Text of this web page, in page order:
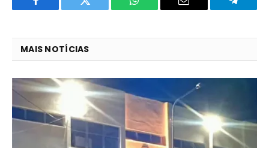
Facebook Twitter
O
WhatsApp?
E-
MAIS NOTÍCIAS